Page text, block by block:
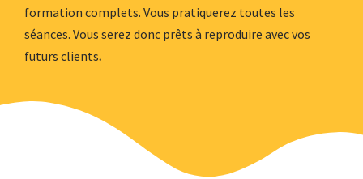
formation complets. Vous pratiquerez toutes les
séances. Vous serez donc prêts à reproduire avec vos
futurs clients.